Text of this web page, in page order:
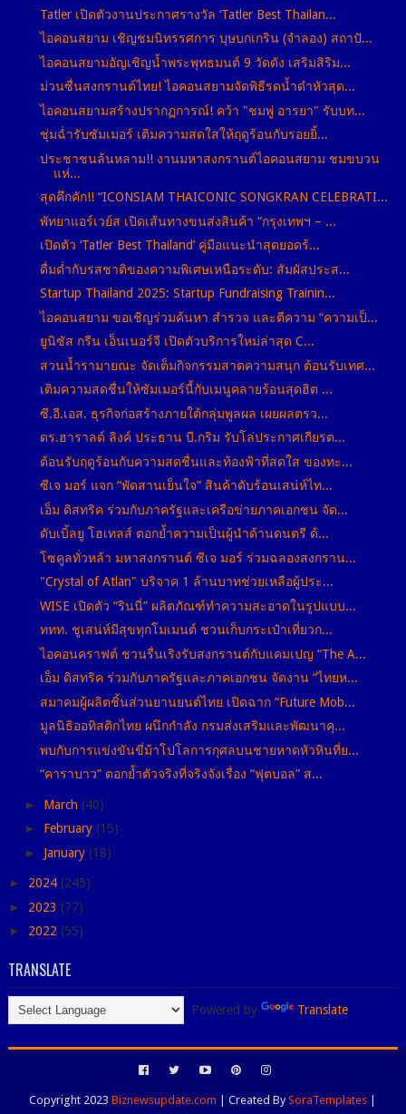
Tatler เปิดตัวงานประกาศรางวัล ‘Tatler Best Thailan...
ไอคอนสยาม เชิญชมนิทรรศการ บุษบกเกริน (จำลอง) สถาปั...
ไอคอนสยามอัญเชิญน้ำพระพุทธมนต์ 9 วัดดัง เสริมสิริม...
ม่วนซื่นสงกรานต์ไทย! ไอคอนสยามจัดพิธีรดน้ำดำหัวสุด...
ไอคอนสยามสร้างปรากฏการณ์! คว้า "ชมพู่ อารยา" รับบท...
ชุ่มฉ่ำรับซัมเมอร์ เติมความสดใสให้ฤดูร้อนกับรอยยิ้...
ประชาชนล้นหลาม!! งานมหาสงกรานต์ไอคอนสยาม ชมขบวน
แห่...
สุดคึกคัก!! “ICONSIAM THAICONIC SONGKRAN CELEBRATI...
พัทยาแอร์เวย์ส เปิดเส้นทางขนส่งสินค้า “กรุงเทพฯ – ...
เปิดตัว ‘Tatler Best Thailand’ คู่มือแนะนำสุดยอดร้...
ดื่มด่ำกับรสชาติของความพิเศษเหนือระดับ: สัมผัสประส...
Startup Thailand 2025: Startup Fundraising Trainin...
ไอคอนสยาม ขอเชิญร่วมค้นหา สำรวจ และตีความ “ความเป็...
ยูนิซัส กรีน เอ็นเนอร์จี เปิดตัวบริการใหม่ล่าสุด C...
สวนน้ำรามายณะ จัดเต็มกิจกรรมสาดความสนุก ต้อนรับเทศ...
เติมความสดชื่นให้ซัมเมอร์นี้กับเมนูคลายร้อนสุดฮิต ...
ซี.อี.เอส. ธุรกิจก่อสร้างภายใต้กลุ่มพูลผล เผยผลตรว...
ดร.ฮาราลด์ ลิงค์ ประธาน บี.กริม รับโล่ประกาศเกียรต...
ต้อนรับฤดูร้อนกับความสดชื่นและท้องฟ้าที่สดใส ของทะ...
ซีเจ มอร์ แจก “พัดสานเย็นใจ” สินค้าดับร้อนเสน่ห์ไท...
เอ็ม ดิสทริค ร่วมกับภาครัฐและเครือข่ายภาคเอกชน จัด...
ดับเบิ้ลยู โฮเทลส์ ตอกย้ำความเป็นผู้นำด้านดนตรี ด้...
โซคูลทั่วหล้า มหาสงกรานต์ ซีเจ มอร์ ร่วมฉลองสงกราน...
"Crystal of Atlan" บริจาค 1 ล้านบาทช่วยเหลือผู้ประ...
WISE เปิดตัว “รินนี่” ผลิตภัณฑ์ทำความสะอาดในรูปแบบ...
ททท. ชูเสน่ห์มีสุขทุกโมเมนต์ ชวนเก็บกระเป๋าเที่ยวก...
ไอคอนคราฟต์ ชวนรื่นเริงรับสงกรานต์กับแคมเปญ “The A...
เอ็ม ดิสทริค ร่วมกับภาครัฐและภาคเอกชน จัดงาน “ไทยห...
สมาคมผู้ผลิตชิ้นส่วนยานยนต์ไทย เปิดฉาก “Future Mob...
มูลนิธิออทิสติกไทย ผนึกกำลัง กรมส่งเสริมและพัฒนาคุ...
พบกับการแข่งขันขี่ม้าโปโลการกุศลบนชายหาดหัวหินที่ย...
“คาราบาว” ตอกย้ำตัวจริงที่จริงจังเรื่อง “ฟุตบอล” ส...
► March (40)
► February (15)
► January (18)
► 2024 (245)
► 2023 (77)
► 2022 (55)
TRANSLATE
Powered by Translate
Copyright 2023Biznewsupdate.com | Created BySoraTemplates